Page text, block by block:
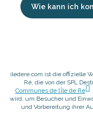
Wie kann ich
iledere.com ist die offizielle
Ré, die von der SPL
Communes de l’Île de Ré
wird, um Besucher und
und Vorbereitung ihrer